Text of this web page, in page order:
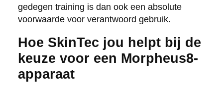
gedegen training is dan ook een absolute
voorwaarde voor verantwoord gebruik.
Hoe SkinTec jou helpt bij de
keuze voor een Morpheus8-
apparaat